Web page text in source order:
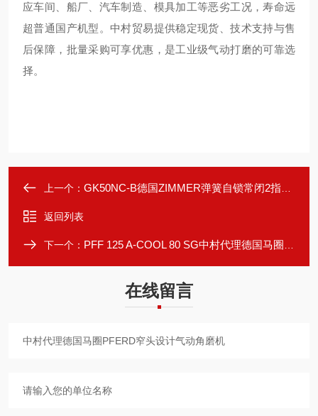
应车间、船厂、汽车制造、模具加工等恶劣工况，寿命远
超普通国产机型。中村贸易提供稳定现货、技术支持与售
后保障，批量采购可享优惠，是工业级气动打磨的可靠选
择。
上一个： GK50NC‑B德国ZIMMER弹簧自锁常闭2指张角式气动抓手
返回列表
下一个： PFF 125 A-COOL 80 SG中村代理德国马圈PFERD低温平面抛光百叶轮
在线留言